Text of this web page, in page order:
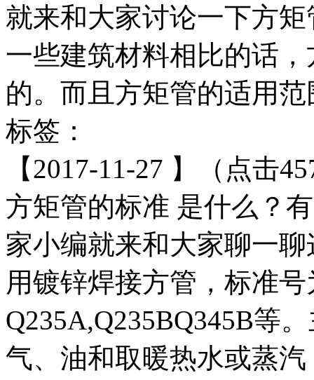
就来和大家讨论一下方
一些建筑材料相比的话
的。而且方矩管的适用
标签：
【2017-11-27 】（点击
方矩管的标准 是什么？
家小编就来和大家聊一
用镀锌焊接方管，标准
Q235A,Q235BQ345B等
气、油和取暖热水或蒸